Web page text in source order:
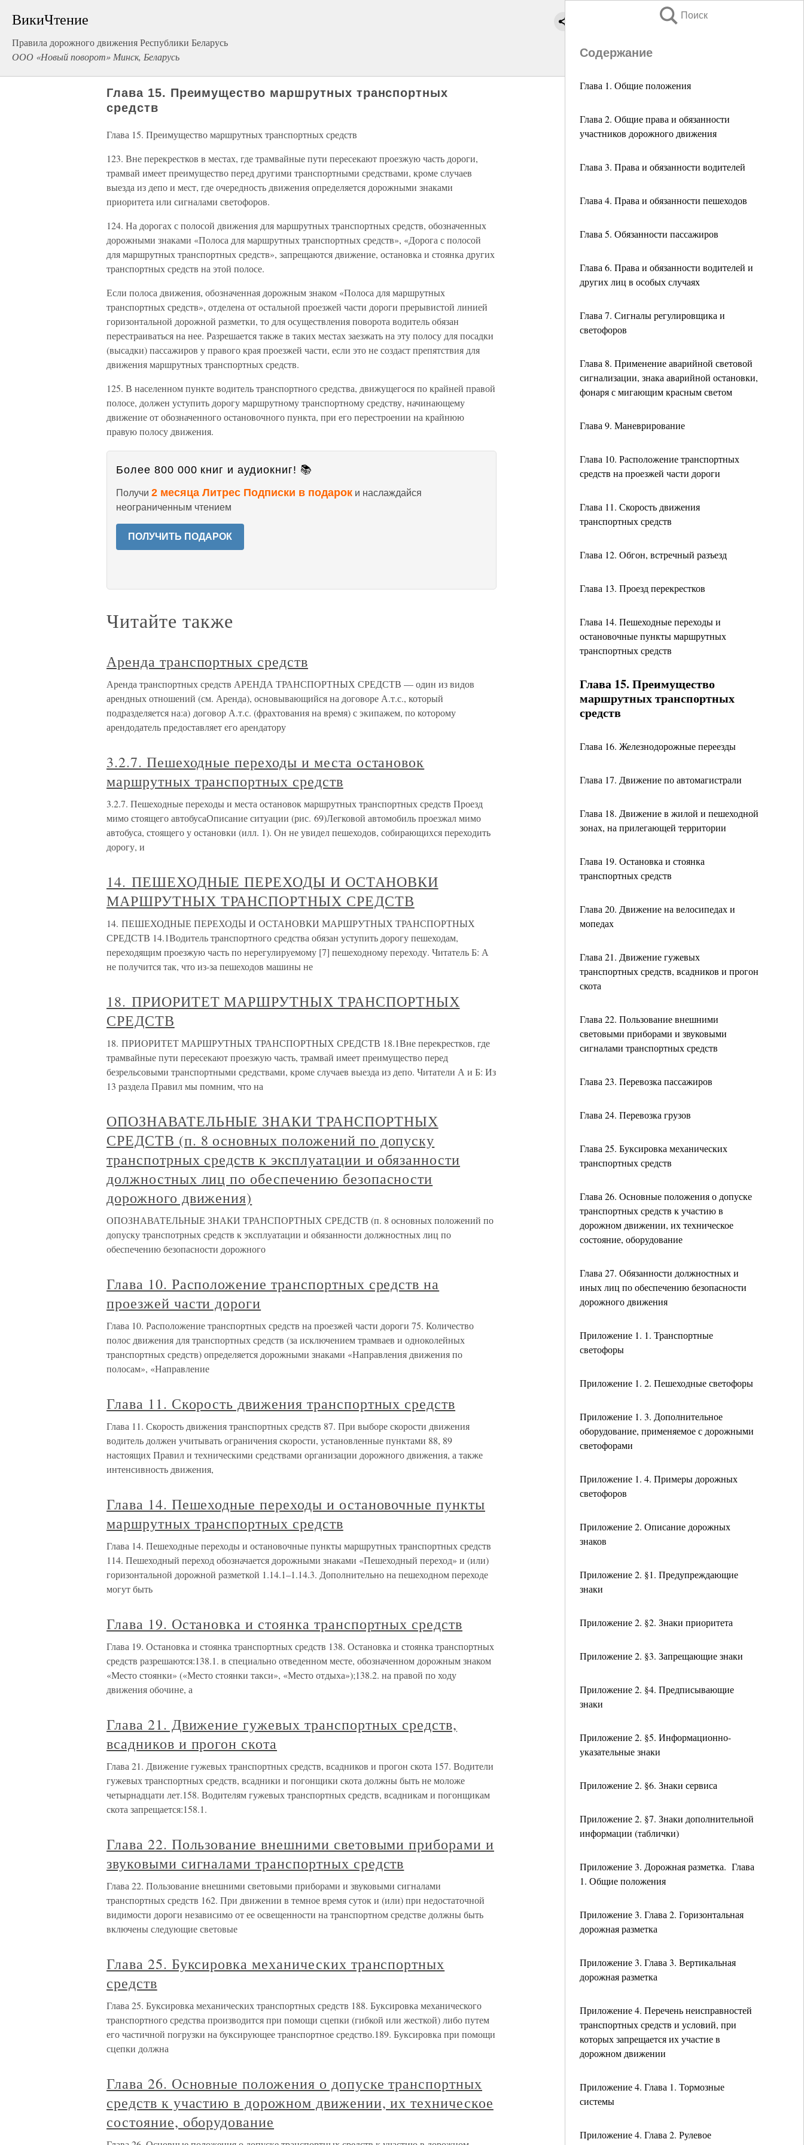
ВикиЧтение
Правила дорожного движения Республики Беларусь
ООО «Новый поворот» Минск, Беларусь
Поиск
Содержание
Глава 1. Общие положения
Глава 2. Общие права и обязанности
участников дорожного движения
Глава 3. Права и обязанности водителей
Глава 4. Права и обязанности пешеходов
Глава 5. Обязанности пассажиров
Глава 6. Права и обязанности водителей и
других лиц в особых случаях
Глава 7. Сигналы регулировщика и
светофоров
Глава 8. Применение аварийной световой
сигнализации, знака аварийной остановки,
фонаря с мигающим красным светом
Глава 9. Маневрирование
Глава 10. Расположение транспортных
средств на проезжей части дороги
Глава 11. Скорость движения
транспортных средств
Глава 12. Обгон, встречный разъезд
Глава 13. Проезд перекрестков
Глава 14. Пешеходные переходы и
остановочные пункты маршрутных
транспортных средств
Глава 15. Преимущество
маршрутных транспортных
средств
Глава 16. Железнодорожные переезды
Глава 17. Движение по автомагистрали
Глава 18. Движение в жилой и пешеходной
зонах, на прилегающей территории
Глава 19. Остановка и стоянка
транспортных средств
Глава 20. Движение на велосипедах и
мопедах
Глава 21. Движение гужевых
транспортных средств, всадников и прогон
скота
Глава 22. Пользование внешними
световыми приборами и звуковыми
сигналами транспортных средств
Глава 23. Перевозка пассажиров
Глава 24. Перевозка грузов
Глава 25. Буксировка механических
транспортных средств
Глава 26. Основные положения о допуске
транспортных средств к участию в
дорожном движении, их техническое
состояние, оборудование
Глава 27. Обязанности должностных и
иных лиц по обеспечению безопасности
дорожного движения
Приложение 1. 1. Транспортные
светофоры
Приложение 1. 2. Пешеходные светофоры
Приложение 1. 3. Дополнительное
оборудование, применяемое с дорожными
светофорами
Приложение 1. 4. Примеры дорожных
светофоров
Приложение 2. Описание дорожных
знаков
Приложение 2. §1. Предупреждающие
знаки
Приложение 2. §2. Знаки приоритета
Приложение 2. §3. Запрещающие знаки
Приложение 2. §4. Предписывающие
знаки
Приложение 2. §5. Информационно-
указательные знаки
Приложение 2. §6. Знаки сервиса
Приложение 2. §7. Знаки дополнительной
информации (таблички)
Приложение 3. Дорожная разметка. Глава
1. Общие положения
Приложение 3. Глава 2. Горизонтальная
дорожная разметка
Приложение 3. Глава 3. Вертикальная
дорожная разметка
Приложение 4. Перечень неисправностей
транспортных средств и условий, при
которых запрещается их участие в
дорожном движении
Приложение 4. Глава 1. Тормозные
системы
Приложение 4. Глава 2. Рулевое
Глава 15. Преимущество маршрутных транспортных
средств
Глава 15. Преимущество маршрутных транспортных средств
123. Вне перекрестков в местах, где трамвайные пути пересекают проезжую часть дороги,
трамвай имеет преимущество перед другими транспортными средствами, кроме случаев
выезда из депо и мест, где очередность движения определяется дорожными знаками
приоритета или сигналами светофоров.
124. На дорогах с полосой движения для маршрутных транспортных средств, обозначенных
дорожными знаками «Полоса для маршрутных транспортных средств», «Дорога с полосой
для маршрутных транспортных средств», запрещаются движение, остановка и стоянка других
транспортных средств на этой полосе.
Если полоса движения, обозначенная дорожным знаком «Полоса для маршрутных
транспортных средств», отделена от остальной проезжей части дороги прерывистой линией
горизонтальной дорожной разметки, то для осуществления поворота водитель обязан
перестраиваться на нее. Разрешается также в таких местах заезжать на эту полосу для посадки
(высадки) пассажиров у правого края проезжей части, если это не создаст препятствия для
движения маршрутных транспортных средств.
125. В населенном пункте водитель транспортного средства, движущегося по крайней правой
полосе, должен уступить дорогу маршрутному транспортному средству, начинающему
движение от обозначенного остановочного пункта, при его перестроении на крайнюю
правую полосу движения.
Более 800 000 книг и аудиокниг! 📚
Получи 2 месяца Литрес Подписки в подарок и наслаждайся
неограниченным чтением
ПОЛУЧИТЬ ПОДАРОК
Читайте также
Аренда транспортных средств
Аренда транспортных средств АРЕНДА ТРАНСПОРТНЫХ СРЕДСТВ — один из видов
арендных отношений (см. Аренда), основывающийся на договоре А.т.с., который
подразделяется на:а) договор А.т.с. (фрахтования на время) с экипажем, по которому
арендодатель предоставляет его арендатору
3.2.7. Пешеходные переходы и места остановок
маршрутных транспортных средств
3.2.7. Пешеходные переходы и места остановок маршрутных транспортных средств Проезд
мимо стоящего автобусаОписание ситуации (рис. 69)Легковой автомобиль проезжал мимо
автобуса, стоящего у остановки (илл. 1). Он не увидел пешеходов, собирающихся переходить
дорогу, и
14. ПЕШЕХОДНЫЕ ПЕРЕХОДЫ И ОСТАНОВКИ
МАРШРУТНЫХ ТРАНСПОРТНЫХ СРЕДСТВ
14. ПЕШЕХОДНЫЕ ПЕРЕХОДЫ И ОСТАНОВКИ МАРШРУТНЫХ ТРАНСПОРТНЫХ
СРЕДСТВ 14.1Водитель транспортного средства обязан уступить дорогу пешеходам,
переходящим проезжую часть по нерегулируемому [7] пешеходному переходу. Читатель Б: А
не получится так, что из-за пешеходов машины не
18. ПРИОРИТЕТ МАРШРУТНЫХ ТРАНСПОРТНЫХ
СРЕДСТВ
18. ПРИОРИТЕТ МАРШРУТНЫХ ТРАНСПОРТНЫХ СРЕДСТВ 18.1Вне перекрестков, где
трамвайные пути пересекают проезжую часть, трамвай имеет преимущество перед
безрельсовыми транспортными средствами, кроме случаев выезда из депо. Читатели А и Б: Из
13 раздела Правил мы помним, что на
ОПОЗНАВАТЕЛЬНЫЕ ЗНАКИ ТРАНСПОРТНЫХ
СРЕДСТВ (п. 8 основных положений по допуску
транспотрных средств к эксплуатации и обязанности
должностных лиц по обеспечению безопасности
дорожного движения)
ОПОЗНАВАТЕЛЬНЫЕ ЗНАКИ ТРАНСПОРТНЫХ СРЕДСТВ (п. 8 основных положений по
допуску транспотрных средств к эксплуатации и обязанности должностных лиц по
обеспечению безопасности дорожного
Глава 10. Расположение транспортных средств на
проезжей части дороги
Глава 10. Расположение транспортных средств на проезжей части дороги 75. Количество
полос движения для транспортных средств (за исключением трамваев и одноколейных
транспортных средств) определяется дорожными знаками «Направления движения по
полосам», «Направление
Глава 11. Скорость движения транспортных средств
Глава 11. Скорость движения транспортных средств 87. При выборе скорости движения
водитель должен учитывать ограничения скорости, установленные пунктами 88, 89
настоящих Правил и техническими средствами организации дорожного движения, а также
интенсивность движения,
Глава 14. Пешеходные переходы и остановочные пункты
маршрутных транспортных средств
Глава 14. Пешеходные переходы и остановочные пункты маршрутных транспортных средств
114. Пешеходный переход обозначается дорожными знаками «Пешеходный переход» и (или)
горизонтальной дорожной разметкой 1.14.1–1.14.3. Дополнительно на пешеходном переходе
могут быть
Глава 19. Остановка и стоянка транспортных средств
Глава 19. Остановка и стоянка транспортных средств 138. Остановка и стоянка транспортных
средств разрешаются:138.1. в специально отведенном месте, обозначенном дорожным знаком
«Место стоянки» («Место стоянки такси», «Место отдыха»);138.2. на правой по ходу
движения обочине, а
Глава 21. Движение гужевых транспортных средств,
всадников и прогон скота
Глава 21. Движение гужевых транспортных средств, всадников и прогон скота 157. Водители
гужевых транспортных средств, всадники и погонщики скота должны быть не моложе
четырнадцати лет.158. Водителям гужевых транспортных средств, всадникам и погонщикам
скота запрещается:158.1.
Глава 22. Пользование внешними световыми приборами и
звуковыми сигналами транспортных средств
Глава 22. Пользование внешними световыми приборами и звуковыми сигналами
транспортных средств 162. При движении в темное время суток и (или) при недостаточной
видимости дороги независимо от ее освещенности на транспортном средстве должны быть
включены следующие световые
Глава 25. Буксировка механических транспортных
средств
Глава 25. Буксировка механических транспортных средств 188. Буксировка механического
транспортного средства производится при помощи сцепки (гибкой или жесткой) либо путем
его частичной погрузки на буксирующее транспортное средство.189. Буксировка при помощи
сцепки должна
Глава 26. Основные положения о допуске транспортных
средств к участию в дорожном движении, их техническое
состояние, оборудование